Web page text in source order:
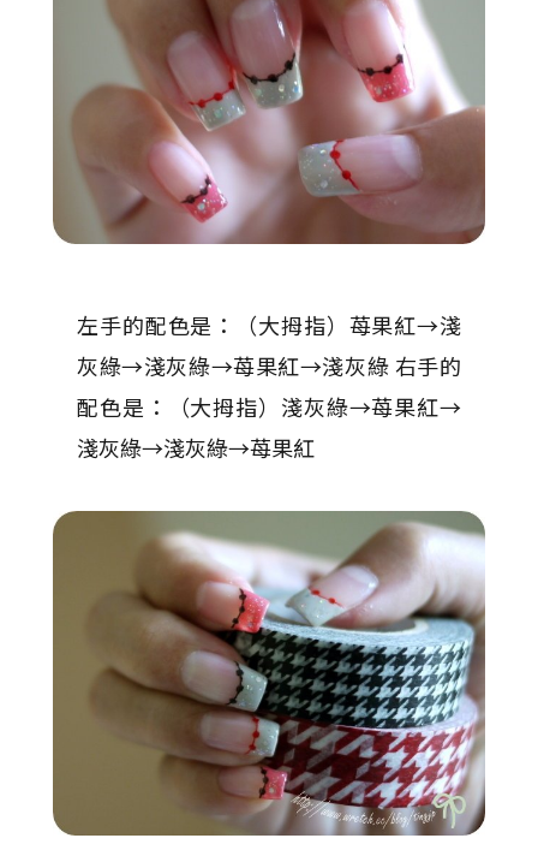
左手的配色是：（大拇指）苺果紅→淺
灰綠→淺灰綠→苺果紅→淺灰綠 右手的
配色是：（大拇指）淺灰綠→苺果紅→
淺灰綠→淺灰綠→苺果紅